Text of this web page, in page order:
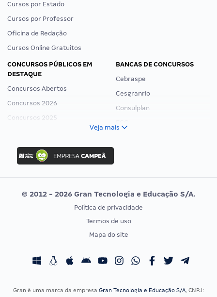
Cursos por Estado
Cursos por Professor
Oficina de Redação
Cursos Online Gratuitos
CONCURSOS PÚBLICOS EM
DESTAQUE
Concursos Abertos
Concursos 2026
Concursos 2025
Concurso Ibama
Concurso MPU
Editais publicados
BANCAS DE CONCURSOS
Cebraspe
Cesgranrio
Consulplan
Vunesp
CONCURSOS POR PROFISSÃO
Concursos Fiscais
EXAME DE ORDEM
Calendário OAB
Veja mais
© 2012 - 2026 Gran Tecnologia e Educação S/A.
Política de privacidade
Termos de uso
Mapa do site
Gran é uma marca da empresa Gran Tecnologia e Educação S/A, CNPJ: